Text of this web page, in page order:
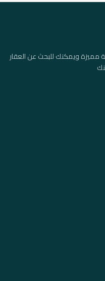
مميزة ويمكنك للبحث عن العقار